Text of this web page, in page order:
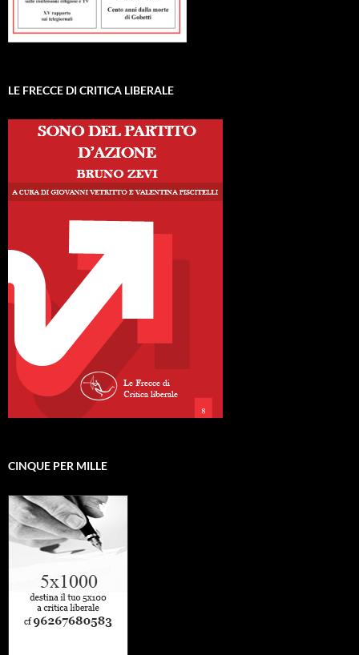
LE FRECCE DI CRITICA LIBERALE
CINQUE PER MILLE